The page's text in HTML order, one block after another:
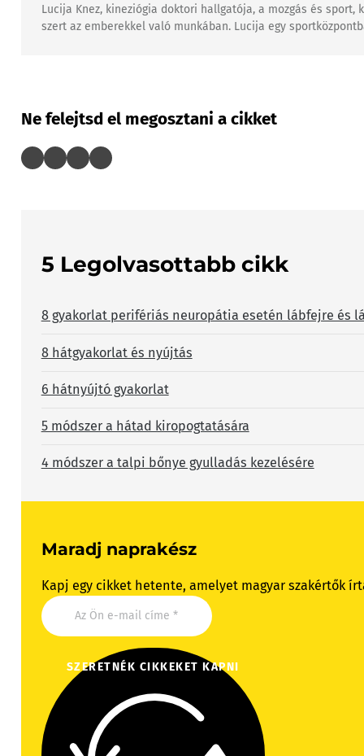
Lucija Knez, kineziógia doktori hallgatója, a mozgás és
szert az emberekkel való munkában. Lucija egy
Ne felejtsd el megosztani a cikket
5 Legolvasottabb cikk
8 gyakorlat perifériás neuropátia esetén lábfejre és
8 hátgyakorlat és nyújtás
6 hátnyújtó gyakorlat
5 módszer a hátad kiropogtatására
4 módszer a talpi bőnye gyulladás kezelésére
Maradj naprakész
Kapj egy cikket hetente, amelyet magyar szakértők
SZERETNÉK CIKKEKET KAPNI